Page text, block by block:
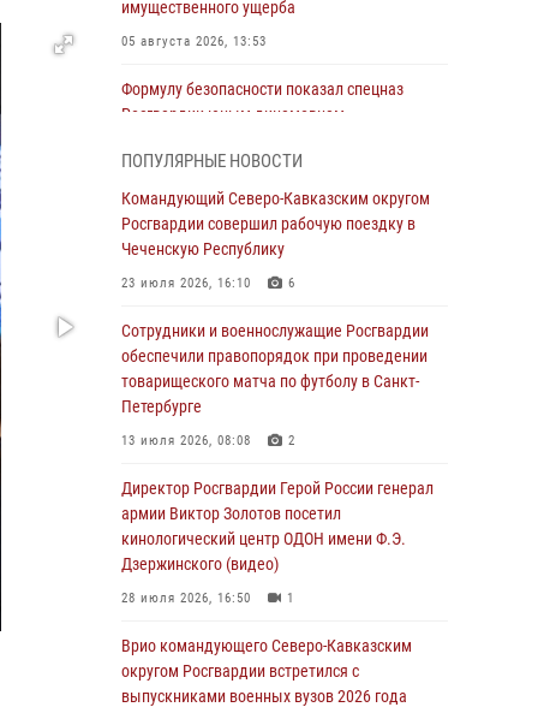
имущественного ущерба
05 августа 2026, 13:53
Формулу безопасности показал спецназ
Росгвардии юным динамовцам
В столице росгвардейцы задержали мужчину,
устроившего дебош в букмекерской конторе
В Удмуртии при силовой поддержке спецназа
Росгвардии задержаны подозреваемые в
мошенничестве под видом оказания
оздоровительных услуг (видео)
В Москве дети сотрудников и
военнослужащих Росгвардии посетили
мастер-класс по художественной гимнастике
05 августа 2026, 13:00
Офицеры Росгвардии и ветераны войск
правопорядка почтили память генерала
армии Ивана Кирилловича Яковлева
ПОПУЛЯРНЫЕ НОВОСТИ
Командующий Северо-Кавказским округом
Росгвардии совершил рабочую поездку в
Чеченскую Республику
23 июля 2026, 16:10 6
Сотрудники и военнослужащие Росгвардии
обеспечили правопорядок при проведении
товарищеского матча по футболу в Санкт-
Петербурге
13 июля 2026, 08:08 2
Директор Росгвардии Герой России генерал
армии Виктор Золотов посетил
кинологический центр ОДОН имени Ф.Э.
Дзержинского (видео)
28 июля 2026, 16:50 1
Врио командующего Северо-Кавказским
округом Росгвардии встретился с
выпускниками военных вузов 2026 года